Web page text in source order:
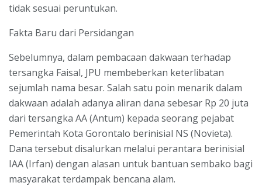
tidak sesuai peruntukan.
Fakta Baru dari Persidangan
Sebelumnya, dalam pembacaan dakwaan terhadap
tersangka Faisal, JPU membeberkan keterlibatan
sejumlah nama besar. Salah satu poin menarik dalam
dakwaan adalah adanya aliran dana sebesar Rp 20 juta
dari tersangka AA (Antum) kepada seorang pejabat
Pemerintah Kota Gorontalo berinisial NS (Novieta).
Dana tersebut disalurkan melalui perantara berinisial
IAA (Irfan) dengan alasan untuk bantuan sembako bagi
masyarakat terdampak bencana alam.